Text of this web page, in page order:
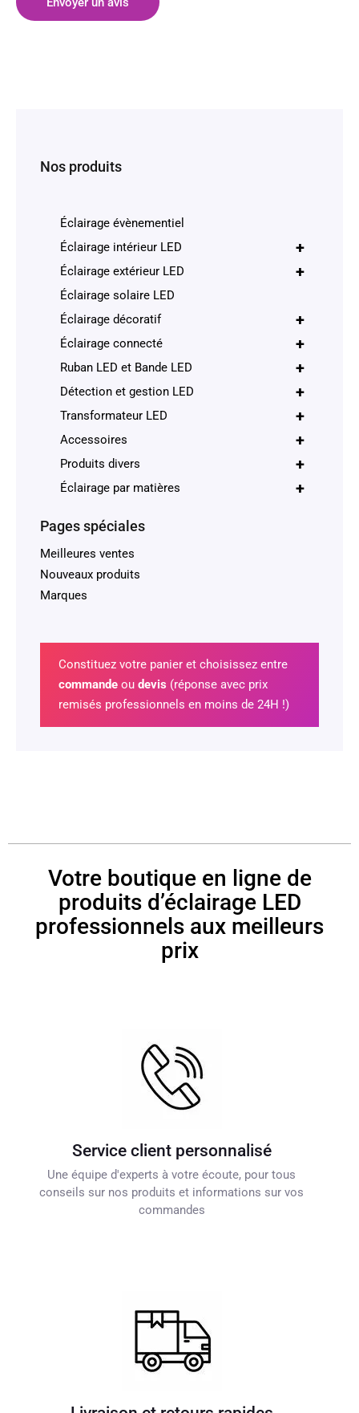
Nos produits
Éclairage évènementiel
+
Éclairage intérieur LED
+
Éclairage extérieur LED
Éclairage solaire LED
+
Éclairage décoratif
+
Éclairage connecté
+
Ruban LED et Bande LED
+
Détection et gestion LED
+
Transformateur LED
+
Accessoires
+
Produits divers
+
Éclairage par matières
Pages spéciales
Meilleures ventes
Nouveaux produits
Marques
Constituez votre panier et choisissez entre
commandeou devis (réponse avec prix
remisés professionnels en moins de 24H !)
Votre boutique en ligne de
produits d’éclairage LED
professionnels aux meilleurs
prix
Service client personnalisé
Une équipe d'experts à votre écoute, pour tous
conseils sur nos produits et informations sur vos
commandes